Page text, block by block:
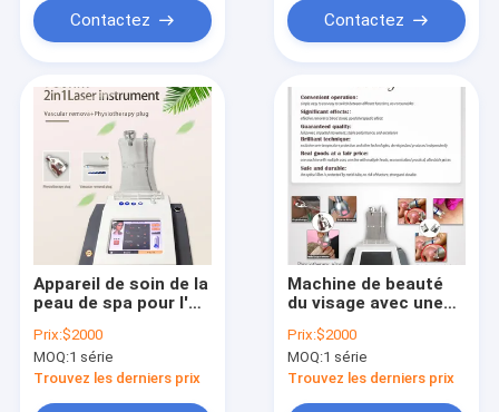
Contactez Contactez
Appareil de soin de la
peau de spa pour l'
onychomycose et un
traitement efficace
de spa
Prix:$2000
MOQ:1 série
Trouvez les derniers prix
Machine de beauté
du visage avec une
fonctionnement de
8,0 pouces et une
puissance de sortie
Prix:$2000
MOQ:1 série
Trouvez les derniers prix